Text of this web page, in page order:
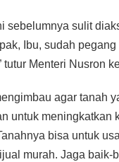
sebelumnya sulit
Ibu, sudah
tutur Menteri Nusron
agar tanah
untuk meningkatkan
bisa untuk
murah. Jaga baik-